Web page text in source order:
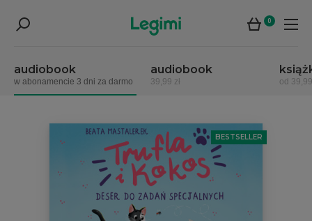
0
audiobook
w abonamencie 3 dni za darmo
audiobook
39,99 zł od
BESTSELLER